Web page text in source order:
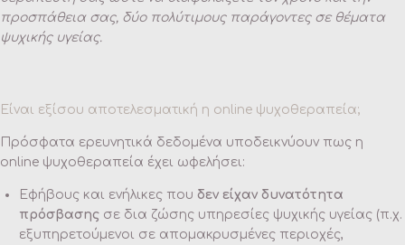
προσπάθεια σας, δύο πολύτιμους παράγοντες σε θέματα
ψυχικής υγείας.
Είναι εξίσου αποτελεσματική η online ψυχοθεραπεία;
Πρόσφατα ερευνητικά δεδομένα υποδεικνύουν πως η
online ψυχοθεραπεία έχει ωφελήσει:
Εφήβους και ενήλικες που δεν είχαν δυνατότητα
πρόσβασης σε δια ζώσης υπηρεσίες ψυχικής υγείας (π.χ.
εξυπηρετούμενοι σε απομακρυσμένες περιοχές,